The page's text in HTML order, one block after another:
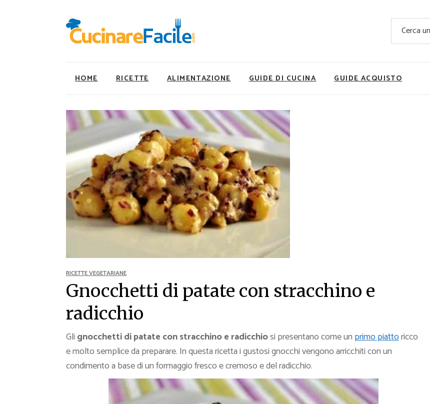
Cerca
HOME RICETTE
Ricette Facili e Veloci
Ricette Primi Piatti
Ricette Antipasti
Ricette Dolci
Ricette Carne
Ricette Secondi
Ricette Pizze e Rustici
Ricette Contorni
Ricette Pesce
Video Ricette
Ricette per Ingrediente
ALIMENTAZIONE
Utility
Super Alimenti
Nutrizionista a tavola
Ricette Vegetariane
Ricette Vegane
Rumors
GUIDE DI CUCINA GUIDE ACQUISTO
Ricette Facili e
Ricette Primi Piatti
Ricette Dolci
Ricette Carne
Ricette Secondi
RICETTE VEGETARIANE
Gnocchetti di patate con stracchino e
radicchio
Gli gnocchetti di patate con stracchino e radicchiosi presentano come un primo piattoricco
e molto semplice da preparare. In questa ricetta i gustosi gnocchi vengono arricchiti con un
condimento a base di un formaggio fresco e cremoso e del radicchio.